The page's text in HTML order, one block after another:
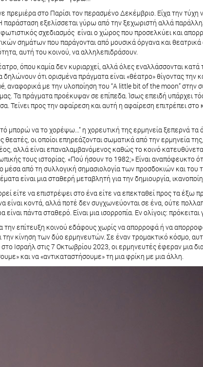
στο Παρίσι τον περασμένο Δεκέμβριο. Είχα την
παράσταση εξελίσσεται γύρω από την ξεχωριστή αλλά
σχεδιασμός είναι ο χώρος που προσελκύει και
σημάτων που παράγονται από μουσικά όργανα και
αυτή του κοινού, να αλληλεπιδράσουν.
όπου καμία δεν κυριαρχεί, αλλά όλες εναλλάσσονται κατά
ότι ορισμένα πράγματα είναι «θέατρο» θίγοντας την
αναφορικά με την υλοποίηση του “A little bit of the moon” στην
Τα πράγματα προέκυψαν σε επίπεδα. Ίσως επειδή υπάρχει
προς την αφαίρεση και αυτή η αφαίρεση επιτρέπει στο
μπορώ να το χορέψω..." η χορευτική της ερμηνεία ξεπερνά
οι οποίοι επηρεάζονται σωματικά από την ερμηνεία
αλλά είναι επαναλαμβανόμενος καθώς το κοινό
τους ιστορίας. «Πού ήσουν το 1982;» Είναι αναπόφευκτο
μέσα από τη συλλογική σημασιολογία των προσδοκιών και
είναι μια σταθερή μεταβλητή για την δημιουργία,
είτε να επιστρέψει στο ένα είτε να επεκταθεί προς τα έξω
κοντά, αλλά ποτέ δεν συγχωνεύονται σε ένα, ούτε
πάντα σταθερό. Είναι μια ισορροπία. Εν ολίγοις: πρόκειται
την επίτευξη κοινού εδάφους χωρίς να απορροφά ή να
κίνηση των δύο ερμηνευτών. Σε έναν τρομακτικό κόσμο,
Ισραήλ στις 7 Οκτωβρίου 2023, οι ερμηνευτές έφεραν μια
και να «αντικαταστήσουμε» τη μια φρίκη με μια άλλη.